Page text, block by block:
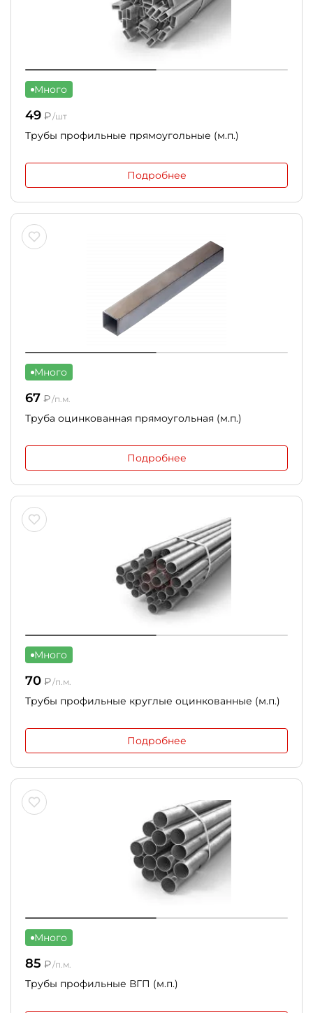
Много
49 ₽/шт
Трубы профильные прямоугольные (м.п.)
Подробнее
Много
67 ₽/п.м.
Труба оцинкованная прямоугольная (м.п.)
Подробнее
Много
70 ₽/п.м.
Трубы профильные круглые оцинкованные (м.п.)
Подробнее
Много
85 ₽/п.м.
Трубы профильные ВГП (м.п.)